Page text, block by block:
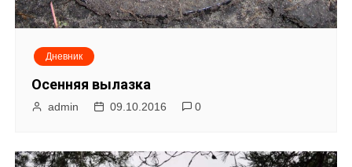
Дневник
Осенняя вылазка
admin 09.10.2016 0